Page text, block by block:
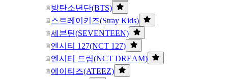
방탄소년단(BTS)
스트레이키즈(Stray Kids)
세븐틴(SEVENTEEN)
엔시티 127(NCT 127)
엔시티 드림(NCT DREAM)
에이티즈(ATEEZ)